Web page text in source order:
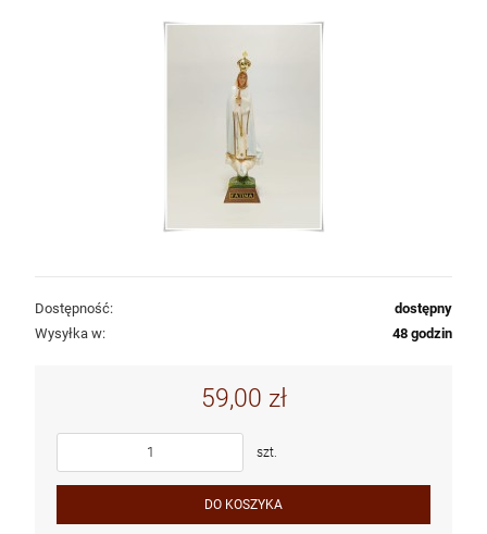
Dostępność:
dostępny
Wysyłka w:
48 godzin
59,00 zł
szt.
DO KOSZYKA